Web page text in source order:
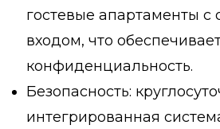
гостевые апартаменты с
входом, что
конфиденциальность.
Безопасность:
интегрированная